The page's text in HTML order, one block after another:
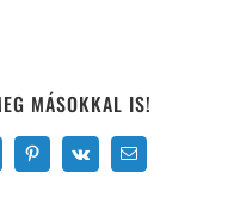
MÁSOKKAL IS!
Pinterest
Vk Email: